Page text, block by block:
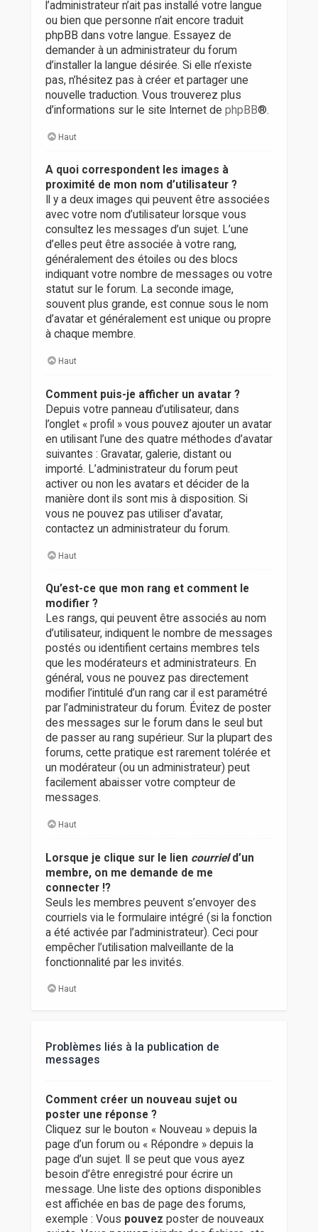
l’administrateur n’ait pas installé votre langue
ou bien que personne n’ait encore traduit
phpBB dans votre langue. Essayez de
demander à un administrateur du forum
d’installer la langue désirée. Si elle n’existe
pas, n’hésitez pas à créer et partager une
nouvelle traduction. Vous trouverez plus
d’informations sur le site Internet de phpBB®.
Haut
A quoi correspondent les images à
proximité de mon nom d’utilisateur ?
Il y a deux images qui peuvent être associées
avec votre nom d’utilisateur lorsque vous
consultez les messages d’un sujet. L’une
d’elles peut être associée à votre rang,
généralement des étoiles ou des blocs
indiquant votre nombre de messages ou votre
statut sur le forum. La seconde image,
souvent plus grande, est connue sous le nom
d’avatar et généralement est unique ou propre
à chaque membre.
Haut
Comment puis-je afficher un avatar ?
Depuis votre panneau d’utilisateur, dans
l’onglet « profil » vous pouvez ajouter un avatar
en utilisant l’une des quatre méthodes d’avatar
suivantes : Gravatar, galerie, distant ou
importé. L’administrateur du forum peut
activer ou non les avatars et décider de la
manière dont ils sont mis à disposition. Si
vous ne pouvez pas utiliser d’avatar,
contactez un administrateur du forum.
Haut
Qu’est-ce que mon rang et comment le
modifier ?
Les rangs, qui peuvent être associés au nom
d’utilisateur, indiquent le nombre de messages
postés ou identifient certains membres tels
que les modérateurs et administrateurs. En
général, vous ne pouvez pas directement
modifier l’intitulé d’un rang car il est paramétré
par l’administrateur du forum. Évitez de poster
des messages sur le forum dans le seul but
de passer au rang supérieur. Sur la plupart des
forums, cette pratique est rarement tolérée et
un modérateur (ou un administrateur) peut
facilement abaisser votre compteur de
messages.
Haut
Lorsque je clique sur le lien courrield’un
membre, on me demande de me
connecter !?
Seuls les membres peuvent s’envoyer des
courriels via le formulaire intégré (si la fonction
a été activée par l’administrateur). Ceci pour
empêcher l’utilisation malveillante de la
fonctionnalité par les invités.
Haut
Problèmes liés à la publication de
messages
Comment créer un nouveau sujet ou
poster une réponse ?
Cliquez sur le bouton « Nouveau » depuis la
page d’un forum ou « Répondre » depuis la
page d’un sujet. Il se peut que vous ayez
besoin d’être enregistré pour écrire un
message. Une liste des options disponibles
est affichée en bas de page des forums,
exemple : Vous pouvez poster de nouveaux